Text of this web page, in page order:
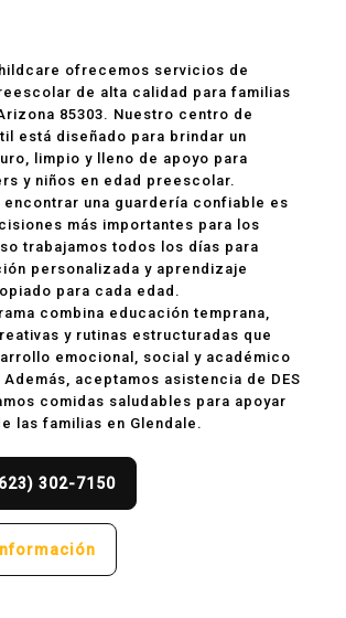
ofrecemos servicios de
de alta calidad para familias
85303. Nuestro centro de
está diseñado para brindar un
limpio y lleno de apoyo para
y niños en edad preescolar.
encontrar una guardería confiable es
más importantes para los
trabajamos todos los días para
personalizada y aprendizaje
para cada edad.
combina educación temprana,
y rutinas estructuradas que
emocional, social y académico
aceptamos asistencia de DES
comidas saludables para apoyar
las familias en Glendale.
302-7150